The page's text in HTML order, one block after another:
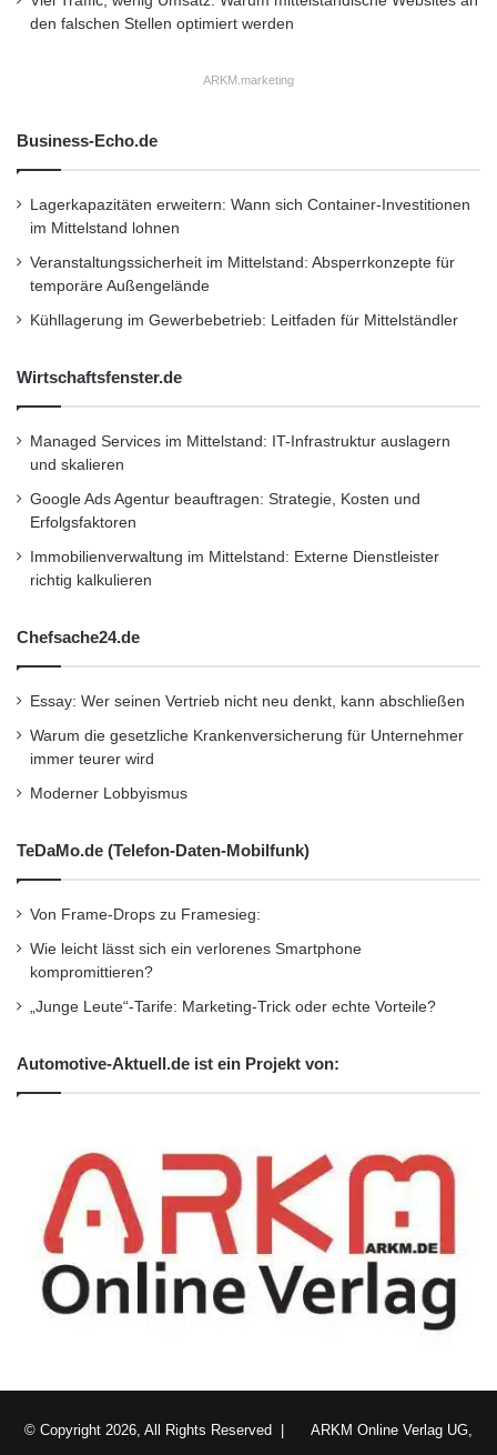
den falschen Stellen optimiert werden
ARKM.marketing
Business-Echo.de
Lagerkapazitäten erweitern: Wann sich Container-Investitionen
im Mittelstand lohnen
Veranstaltungssicherheit im Mittelstand: Absperrkonzepte für
temporäre Außengelände
Kühllagerung im Gewerbebetrieb: Leitfaden für Mittelständler
Wirtschaftsfenster.de
Managed Services im Mittelstand: IT-Infrastruktur auslagern
und skalieren
Google Ads Agentur beauftragen: Strategie, Kosten und
Erfolgsfaktoren
Immobilienverwaltung im Mittelstand: Externe Dienstleister
richtig kalkulieren
Chefsache24.de
Essay: Wer seinen Vertrieb nicht neu denkt, kann abschließen
Warum die gesetzliche Krankenversicherung für Unternehmer
immer teurer wird
Moderner Lobbyismus
TeDaMo.de (Telefon-Daten-Mobilfunk)
Von Frame-Drops zu Framesieg:
Wie leicht lässt sich ein verlorenes Smartphone
kompromittieren?
„Junge Leute“-Tarife: Marketing-Trick oder echte Vorteile?
Automotive-Aktuell.de ist ein Projekt von:
© Copyright 2026, All Rights Reserved | ARKM Online Verlag UG,